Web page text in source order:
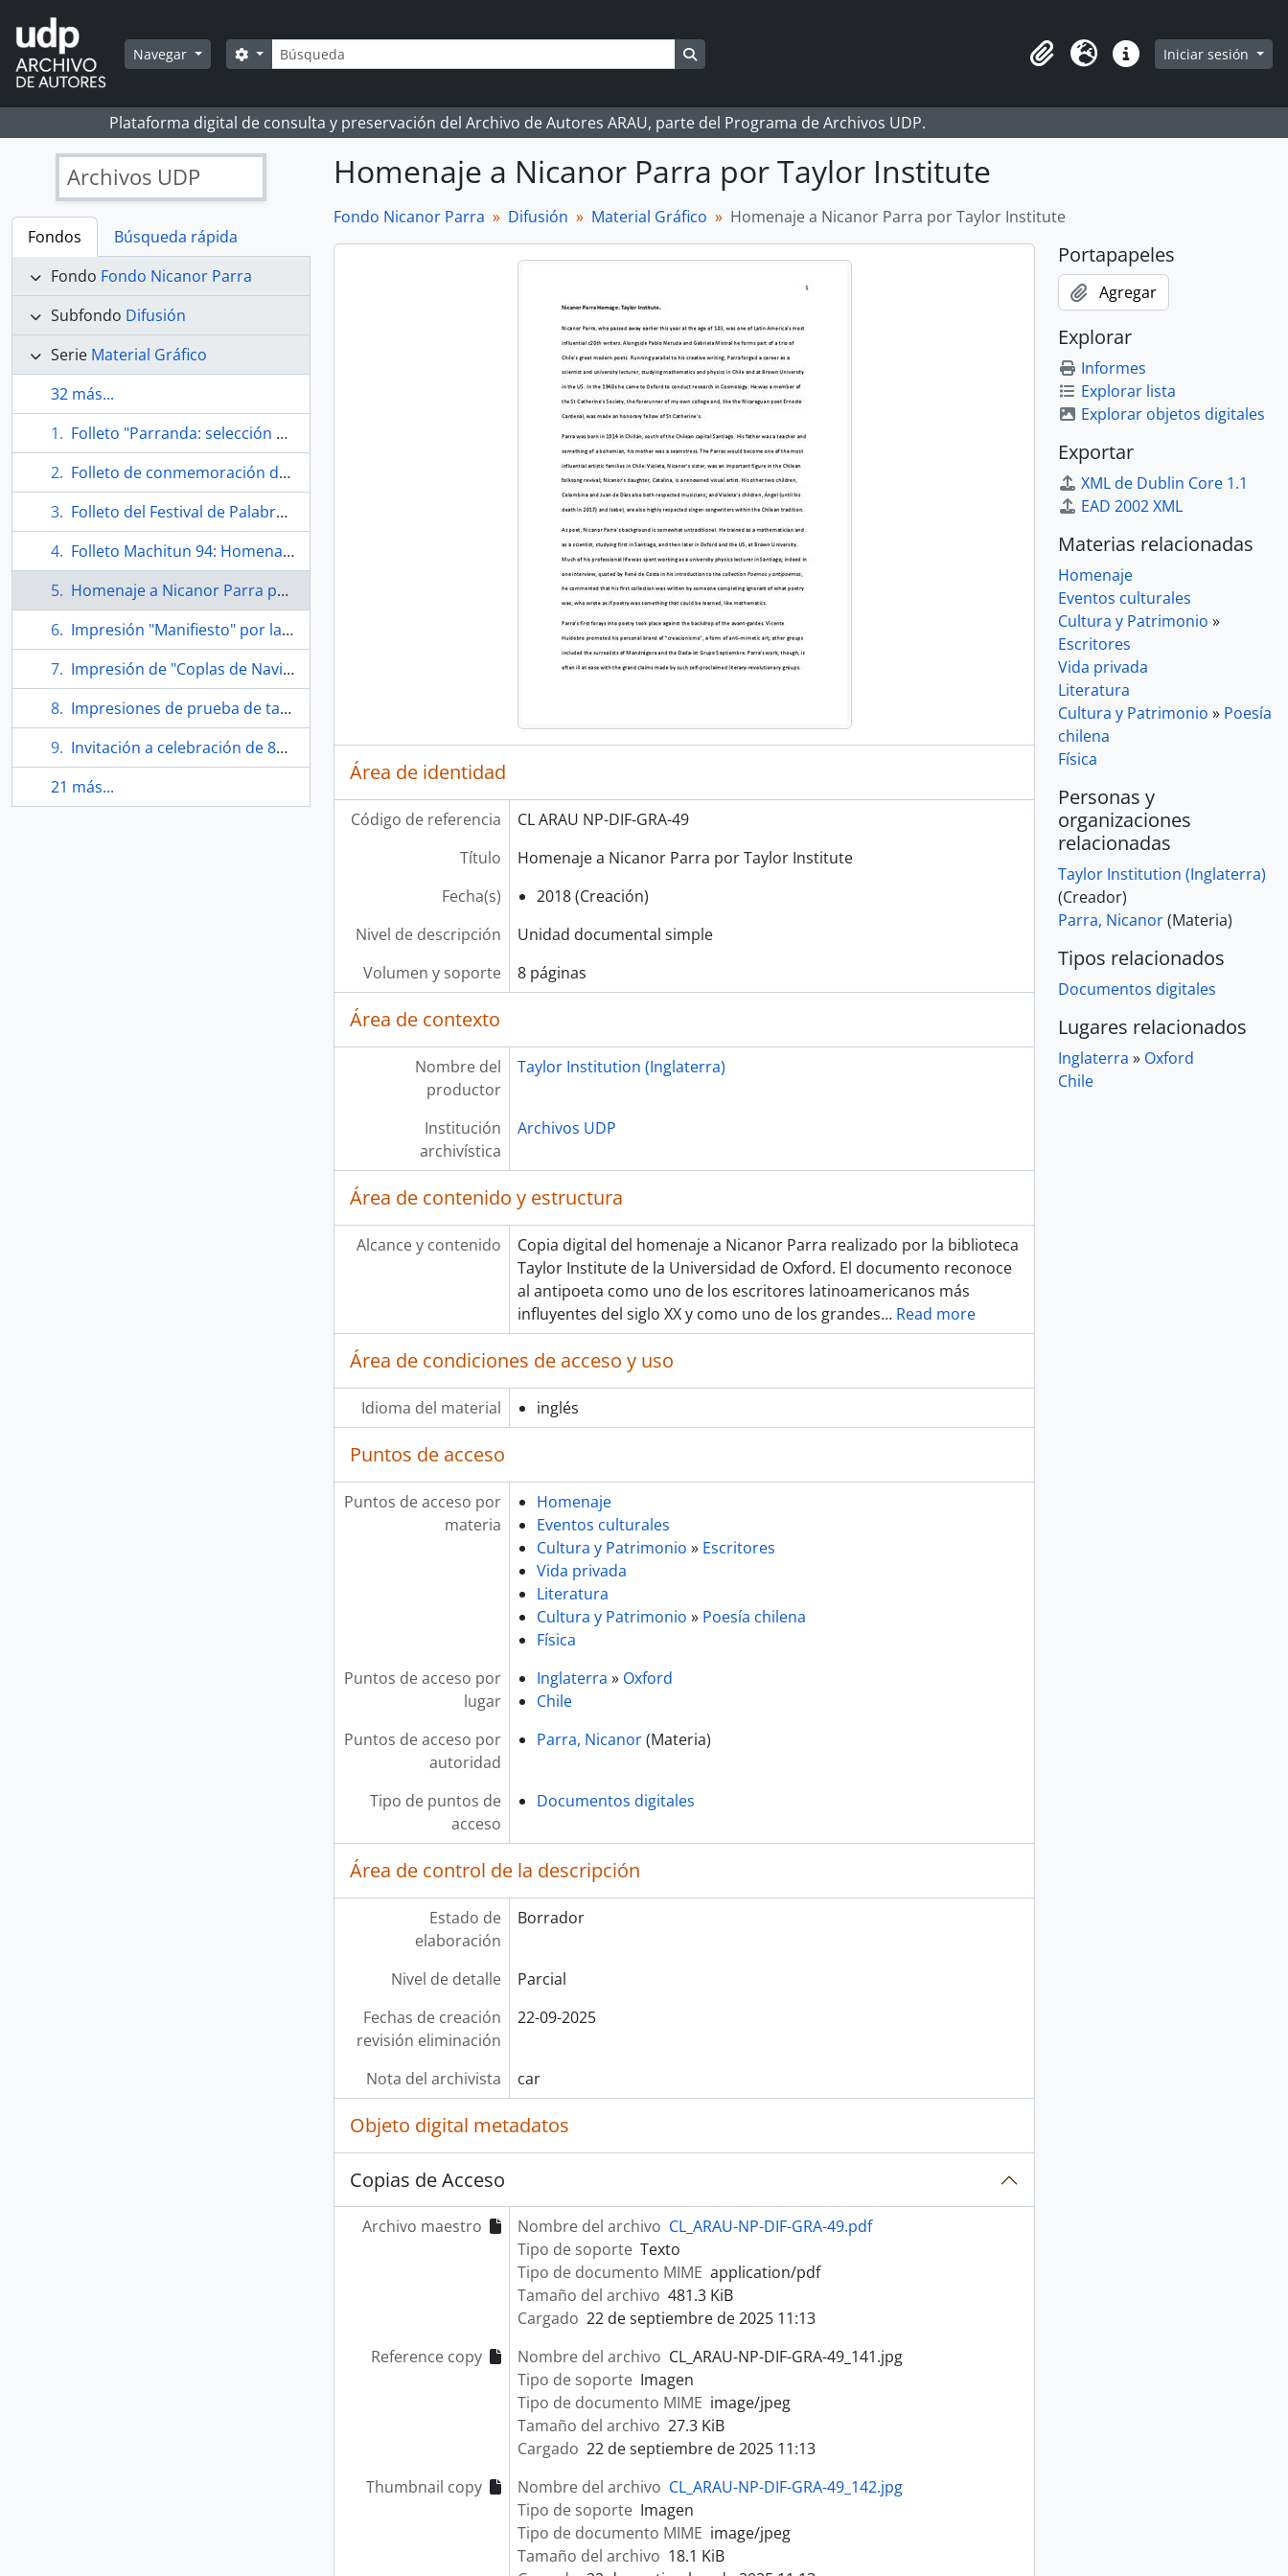
Skip to main content
Navegar Búsqueda
Search options
Portapapeles
Idioma Enlaces rápidos
Iniciar sesión
Plataforma digital de consulta y preservación del Archivo de Autores ARAU, parte del Programa de Archivos UDP.
Archivos UDP
Fondos
Búsqueda rápida
Fondo Fondo Nicanor Parra
Subfondo Difusión
Serie Material Gráfico
32 más...
Folleto "Parranda: selección de textos de Nicanor Parra hecha por bufones"
Folleto de conmemoración de los 110 años del nacimiento de Nicanor Parra
Folleto del Festival de Palabra de la Universidad de Alcalá "Nicanor Parra. Premio Cervantes"
Folleto Machitun 94: Homenaje a los 80 años de Nicanor Parra
Homenaje a Nicanor Parra por Taylor Institute
Impresión "Manifiesto" por la Universidad de Alcalá
Impresión de "Coplas de Navidad" por la Universidad de Alcalá
Impresiones de prueba de tarjetas postales de "Artefactos"
Invitación a celebración de 80 años del antipoeta "Nicanor Nicanor saca tus cachitos al sol"
21 más...
Homenaje a Nicanor Parra por Taylor Institute
Fondo Nicanor Parra Difusión Material Gráfico Homenaje a Nicanor Parra por Taylor Institute
Área de identidad
Código de referencia
CL ARAU NP-DIF-GRA-49
Título
Homenaje a Nicanor Parra por Taylor Institute
Fecha(s)
2018 (Creación)
Nivel de descripción
Unidad documental simple
Volumen y soporte
8 páginas
Área de contexto
Nombre del
productor
Taylor Institution (Inglaterra)
Institución
archivística
Archivos UDP
Área de contenido y estructura
Alcance y contenido
Copia digital del homenaje a Nicanor Parra realizado por la biblioteca
Taylor Institute de la Universidad de Oxford. El documento reconoce
al antipoeta como uno de los escritores latinoamericanos más
influyentes del siglo XX y como uno de los grandes… Read more
Área de condiciones de acceso y uso
Idioma del material inglés
Puntos de acceso
Puntos de acceso por
materia
Homenaje
Eventos culturales
Cultura y Patrimonio » Escritores
Vida privada
Literatura
Cultura y Patrimonio » Poesía chilena
Física
Puntos de acceso por
lugar
Inglaterra » Oxford
Chile
Puntos de acceso por
autoridad
Parra, Nicanor(Materia)
Tipo de puntos de
acceso
Documentos digitales
Área de control de la descripción
Estado de
elaboración
Borrador
Nivel de detalle
Parcial
Fechas de creación
revisión eliminación
22-09-2025
Nota del archivista car
Objeto digital metadatos
Copias de Acceso
Archivo maestro Nombre del archivo CL_ARAU-NP-DIF-GRA-49.pdf
Tipo de soporte Texto
Tipo de documento MIME application/pdf
Tamaño del archivo 481.3 KiB
Cargado 22 de septiembre de 2025 11:13
Reference copy
Nombre del archivo CL_ARAU-NP-DIF-GRA-49_141.jpg
Tipo de soporte Imagen
Tipo de documento MIME image/jpeg
Tamaño del archivo 27.3 KiB
Cargado 22 de septiembre de 2025 11:13
Thumbnail copy
Nombre del archivo CL_ARAU-NP-DIF-GRA-49_142.jpg
Tipo de soporte Imagen
Tipo de documento MIME image/jpeg
Tamaño del archivo 18.1 KiB
Portapapeles
Agregar
Explorar
Informes
Explorar lista
Explorar objetos digitales
Exportar
XML de Dublin Core 1.1
EAD 2002 XML
Materias relacionadas
Homenaje
Eventos culturales
Cultura y Patrimonio »
Escritores
Vida privada
Literatura
Cultura y Patrimonio » Poesía
chilena
Física
Personas y
organizaciones
relacionadas
Taylor Institution (Inglaterra)
(Creador)
Parra, Nicanor(Materia)
Tipos relacionados
Documentos digitales
Lugares relacionados
Inglaterra » Oxford
Chile